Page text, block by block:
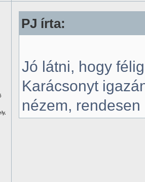
PJ írta:
Jó látni, hogy
Karácsonyt
nézem,